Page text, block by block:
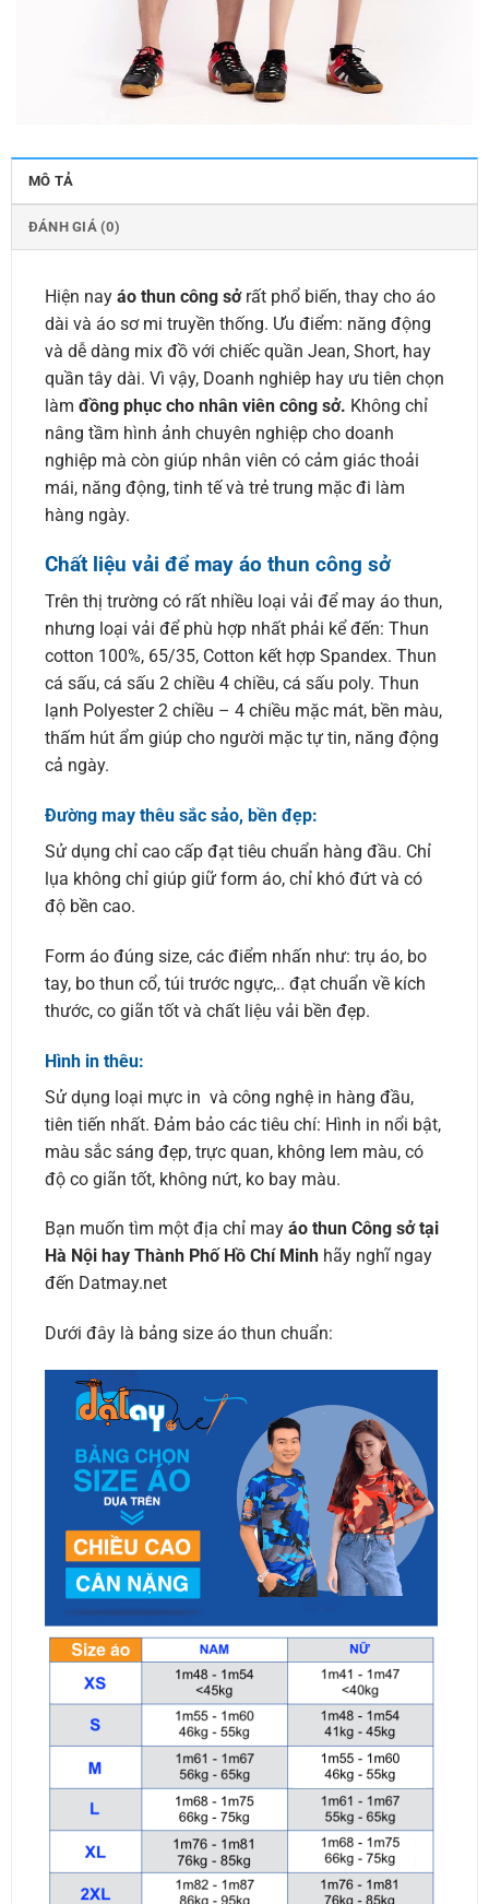
MÔ TẢ
ĐÁNH GIÁ (0)
Hiện nay áo thun công sởrất phổ biến, thay cho áo
dài và áo sơ mi truyền thống. Ưu điểm: năng động
và dễ dàng mix đồ với chiếc quần Jean, Short, hay
quần tây dài. Vì vậy, Doanh nghiêp hay ưu tiên chọn
làm đồng phục cho nhân viên công sở. Không chỉ
nâng tầm hình ảnh chuyên nghiệp cho doanh
nghiệp mà còn giúp nhân viên có cảm giác thoải
mái, năng động, tinh tế và trẻ trung mặc đi làm
hàng ngày.
Chất liệu vải để may áo thun công sở
Trên thị trường có rất nhiều loại vải để may áo thun,
nhưng loại vải để phù hợp nhất phải kể đến: Thun
cotton 100%, 65/35, Cotton kết hợp Spandex. Thun
cá sấu, cá sấu 2 chiều 4 chiều, cá sấu poly. Thun
lạnh Polyester 2 chiều – 4 chiều mặc mát, bền màu,
thấm hút ẩm giúp cho người mặc tự tin, năng động
cả ngày.
Đường may thêu sắc sảo, bền đẹp:
Sử dụng chỉ cao cấp đạt tiêu chuẩn hàng đầu. Chỉ
lụa không chỉ giúp giữ form áo, chỉ khó đứt và có
độ bền cao.
Form áo đúng size, các điểm nhấn như: trụ áo, bo
tay, bo thun cổ, túi trước ngực,.. đạt chuẩn về kích
thước, co giãn tốt và chất liệu vải bền đẹp.
Hình in thêu:
Sử dụng loại mực in và công nghệ in hàng đầu,
tiên tiến nhất. Đảm bảo các tiêu chí: Hình in nổi bật,
màu sắc sáng đẹp, trực quan, không lem màu, có
độ co giãn tốt, không nứt, ko bay màu.
Bạn muốn tìm một địa chỉ may áo thun Công sở tại
Hà Nội hay Thành Phố Hồ Chí Minhhãy nghĩ ngay
đến Datmay.net
Dưới đây là bảng size áo thun chuẩn: